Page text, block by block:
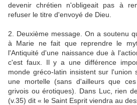
devenir chrétien n'obligeait pas à
refuser le titre d'envoyé de Dieu.
2. Deuxième message. On a soutenu
à Marie ne fait que reprendre le
l'Antiquité d'une naissance due à
c'est faux. Il y a une différence
monde gréco-latin insistent sur l'union
une mortelle (sans d'ailleurs que
grivois ou érotiques). Dans Luc, rien
(v.35) dit « le Saint Esprit viendra au